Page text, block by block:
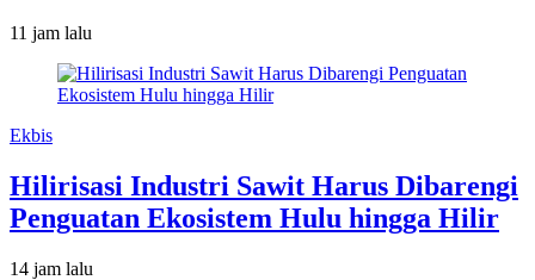
11 jam lalu
Ekbis
Hilirisasi Industri Sawit Harus Dibarengi
Penguatan Ekosistem Hulu hingga Hilir
14 jam lalu